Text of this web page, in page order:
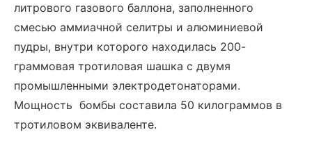
литрового газового баллона, заполненного
смесью аммиачной селитры и алюминиевой
пудры, внутри которого находилась 200-
граммовая тротиловая шашка с двумя
промышленными электродетонаторами.
Мощность бомбы составила 50 килограммов в
тротиловом эквиваленте.